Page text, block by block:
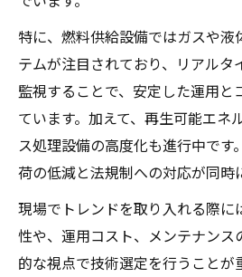
特に、燃料供給設備ではガスや液
テムが注目されており、リアルタ
監視することで、安定した運用と
ています。加えて、再生可能エネ
ス処理設備の高度化も進行中です
荷の低減と法規制への対応が同時
現場でトレンドを取り入れる際に
性や、運用コスト、メンテナンス
的な視点で技術選定を行うことが